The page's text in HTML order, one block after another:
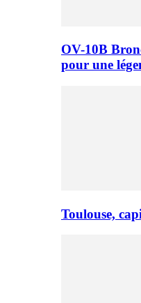
OV-10B
pour une
Toulouse,